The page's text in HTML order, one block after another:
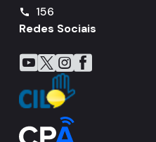
call
156
Redes Sociais
Icone do YouTube
Icone do X
Icone do Instagram
Icone do Facebook
Icone do Flickr